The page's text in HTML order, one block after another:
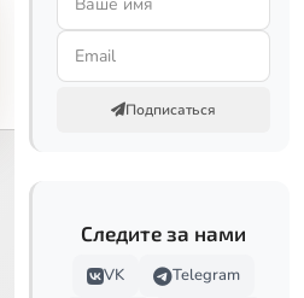
Подписаться
Следите за нами
VK
Telegram